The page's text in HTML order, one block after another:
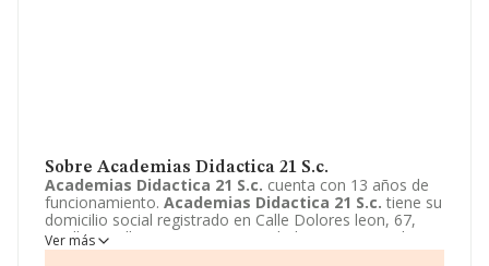
Sobre Academias Didactica 21 S.c.
Academias Didactica 21 S.c. cuenta con 13 años de
funcionamiento. Academias Didactica 21 S.c. tiene su
domicilio social registrado en Calle Dolores leon, 67,
Sevilla, Sevilla. Enmarca su actividad CNAE principal
como 8559 - Otra educación n.c.o.p..Academias
Ver más